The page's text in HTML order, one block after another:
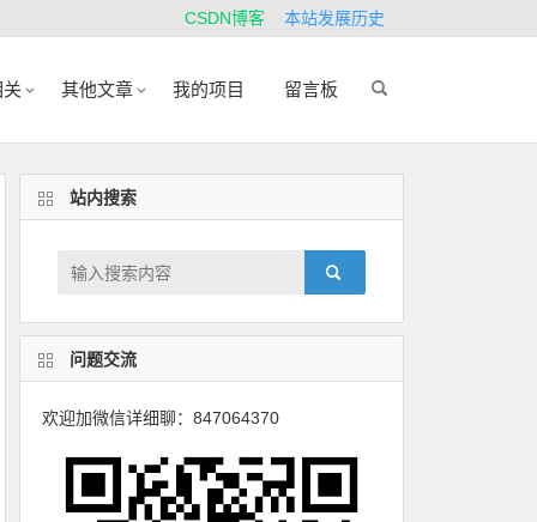
CSDN博客 本站发展历史
其他文章 我的项目 留言板
站内搜索
问题交流
欢迎加微信详细聊：847064370